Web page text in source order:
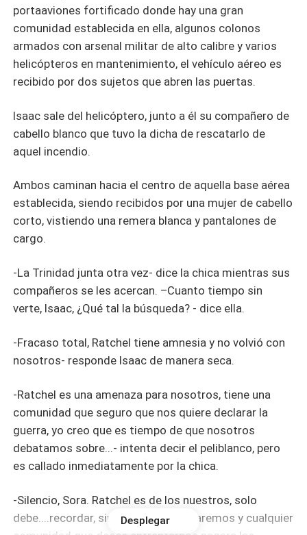
portaaviones fortificado donde hay una gran
comunidad establecida en ella, algunos colonos
armados con arsenal militar de alto calibre y varios
helicópteros en mantenimiento, el vehículo aéreo es
recibido por dos sujetos que abren las puertas.
Isaac sale del helicóptero, junto a él su compañero de
cabello blanco que tuvo la dicha de rescatarlo de
aquel incendio.
Ambos caminan hacia el centro de aquella base aérea
establecida, siendo recibidos por una mujer de cabello
corto, vistiendo una remera blanca y pantalones de
cargo.
-La Trinidad junta otra vez- dice la chica mientras sus
compañeros se les acercan. –Cuanto tiempo sin
verte, Isaac, ¿Qué tal la búsqueda? - dice ella.
-Fracaso total, Ratchel tiene amnesia y no volvió con
nosotros- responde Isaac de manera seca.
-Ratchel es una amenaza para nosotros, tiene una
comunidad que seguro que nos quiere declarar la
guerra, yo creo que es tiempo de que nosotros
debatamos sobre...- intenta decir el peliblanco, pero
es callado inmediatamente por la chica.
-Silencio, Sora. Ratchel es de los nuestros, solo
debe....recordar, sin duda la recuperaremos y cualquier
Desplegar